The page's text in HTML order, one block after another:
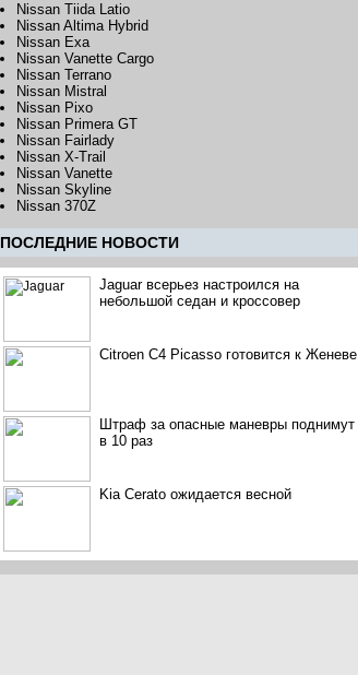
Nissan Tiida Latio
Nissan Altima Hybrid
Nissan Exa
Nissan Vanette Cargo
Nissan Terrano
Nissan Mistral
Nissan Pixo
Nissan Primera GT
Nissan Fairlady
Nissan X-Trail
Nissan Vanette
Nissan Skyline
Nissan 370Z
ПОCЛЕДНИЕ НОВОСТИ
Jaguar всерьез настроился на
небольшой седан и кроссовер
Citroen C4 Picasso готовится к Женеве
Штраф за опасные маневры поднимут
в 10 раз
Kia Cerato ожидается весной